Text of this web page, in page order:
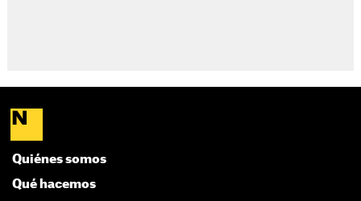
Quiénes somos
Qué hacemos